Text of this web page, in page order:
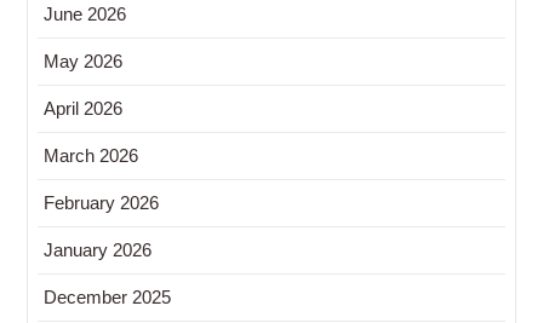
June 2026
May 2026
April 2026
March 2026
February 2026
January 2026
December 2025